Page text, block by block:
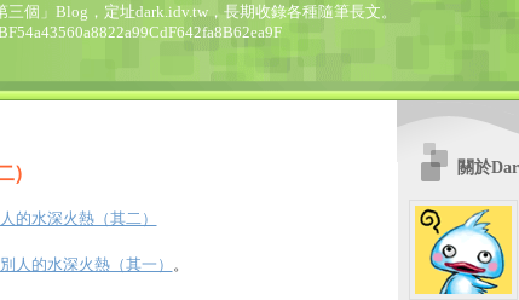
三個」Blog，定址dark.idv.tw，長期收錄各種隨筆長文。
的水深火熱（其二）
人的水深火熱（其一） 。
關於